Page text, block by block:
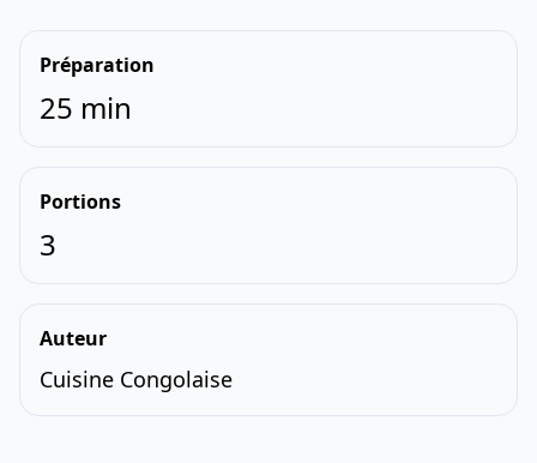
Préparation
25 min
Portions
3
Auteur
Cuisine Congolaise